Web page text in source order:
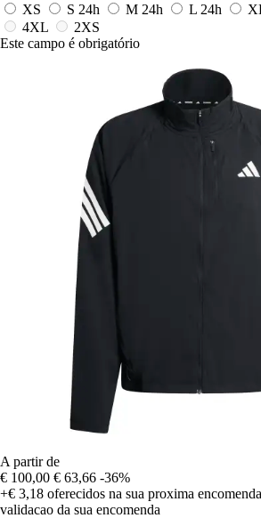
XS
S 24h M 24h L 24h
4XL
2XS
Este campo é obrigatório
A partir de
€ 100,00 € 63,66 -36%
+€ 3,18 oferecidos na sua proxima encomenda
validacao da sua encomenda